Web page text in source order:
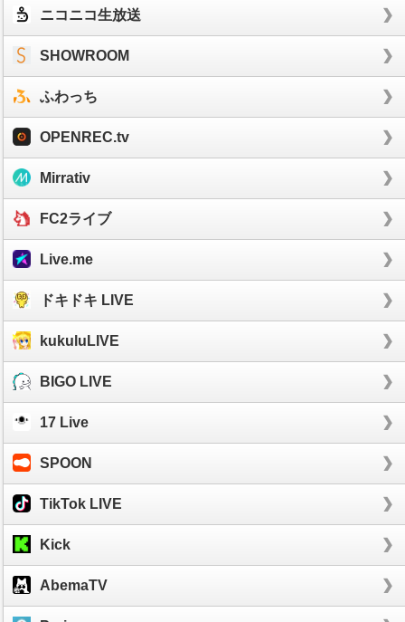
ニコニコ生放送
SHOWROOM
ふわっち
OPENREC.tv
Mirrativ
FC2ライブ
Live.me
ドキドキ LIVE
kukuluLIVE
BIGO LIVE
17 Live
SPOON
TikTok LIVE
Kick
AbemaTV